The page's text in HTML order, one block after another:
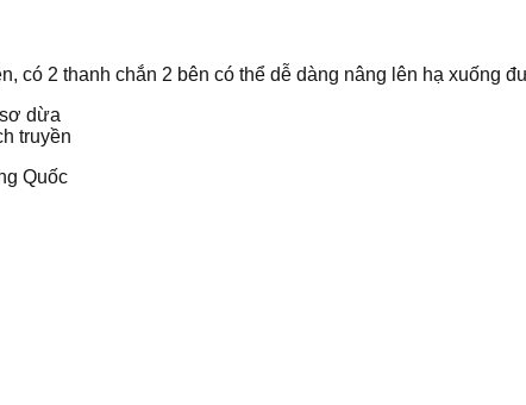
có 2 thanh chắn 2 bên có thể dễ dàng nâng lên hạ xuống
dừa
truyền
Quốc